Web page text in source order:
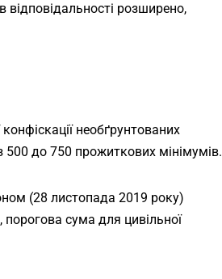
відповідальності розширено,
необґрунтованих
500 до 750 прожиткових мінімумів.
(28 листопада 2019 року)
сума для цивільної